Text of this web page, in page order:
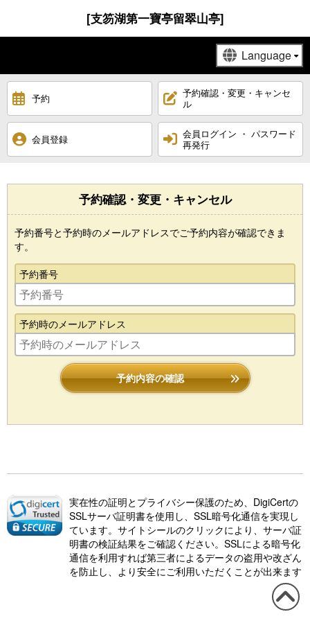
[支笏湖第一寶亭留翠山亭]
予約
予約確認・変更・キャンセ
ル
会員登録
会員ログイン ・ パスワード
再発行
予約確認・変更・キャンセル
予約番号と予約時のメールアドレスでご予約内容が確認できま
す。
予約番号
予約時のメールアドレス
予約内容の確認
実在性の証明とプライバシー保護のため、DigiCertの
SSLサーバ証明書を使用し、SSL暗号化通信を実現し
ています。サイトシールのクリックにより、サーバ証
明書の検証結果をご確認ください。SSLによる暗号化
通信を利用すれば第三者によるデータの盗用や改ざん
を防止し、より安全にご利用いただくことが出来ます